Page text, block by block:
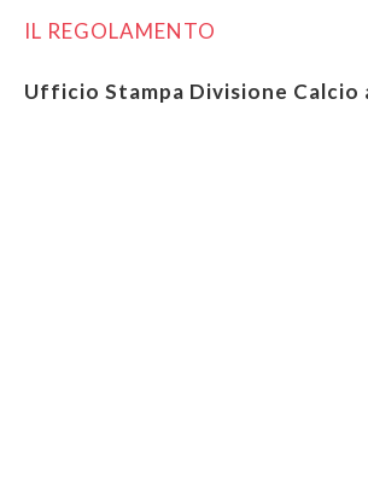
IL REGOLAMENTO
Ufficio Stampa Divisione Calcio